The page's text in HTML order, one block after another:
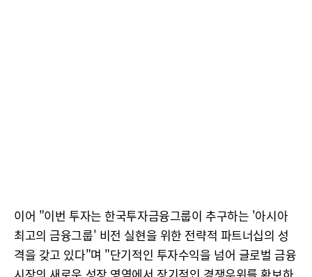
이어 "이번 투자는 한국투자금융그룹이 추구하는 '아시아
최고의 금융그룹' 비전 실현을 위한 전략적 파트너십의 성
격을 갖고 있다"며 "단기적인 투자수익을 넘어 글로벌 금융